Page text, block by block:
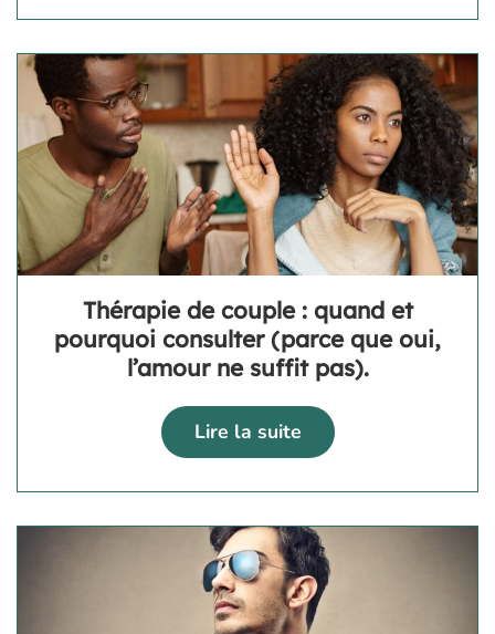
Thérapie de couple : quand et
pourquoi consulter (parce que oui,
l’amour ne suffit pas).
Lire la suite